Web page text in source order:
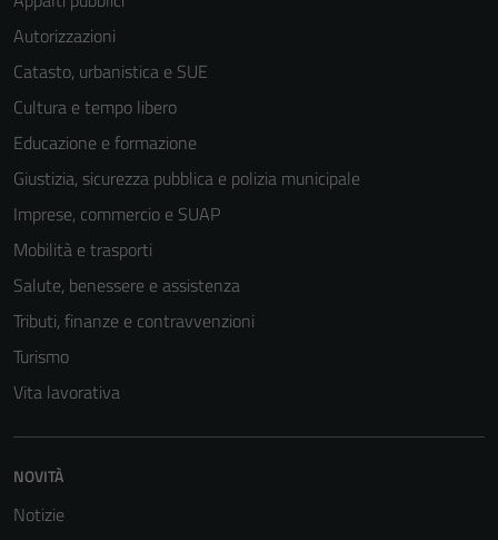
Autorizzazioni
Catasto, urbanistica e SUE
Cultura e tempo libero
Educazione e formazione
Giustizia, sicurezza pubblica e polizia municipale
Imprese, commercio e SUAP
Mobilità e trasporti
Salute, benessere e assistenza
Tributi, finanze e contravvenzioni
Turismo
Vita lavorativa
NOVITÀ
Notizie
disabilitati.